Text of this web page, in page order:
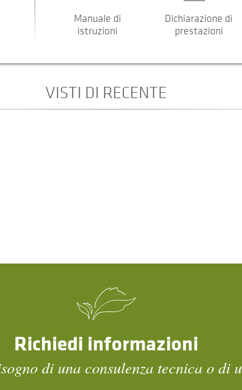
Manuale di
istruzioni
Dichiarazione di
prestazioni
VISTI DI RECENTE
Richiedi informazioni
di una consulenza tecnica o di